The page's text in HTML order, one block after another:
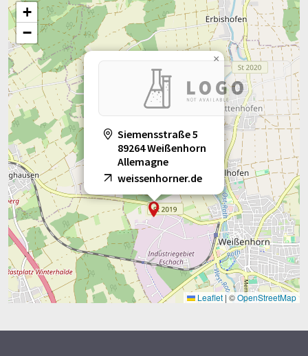
Siemensstraße 5
89264 Weißenhorn
Allemagne
weissenhorner.de
×
+
−
Leaflet |©OpenStreetMap